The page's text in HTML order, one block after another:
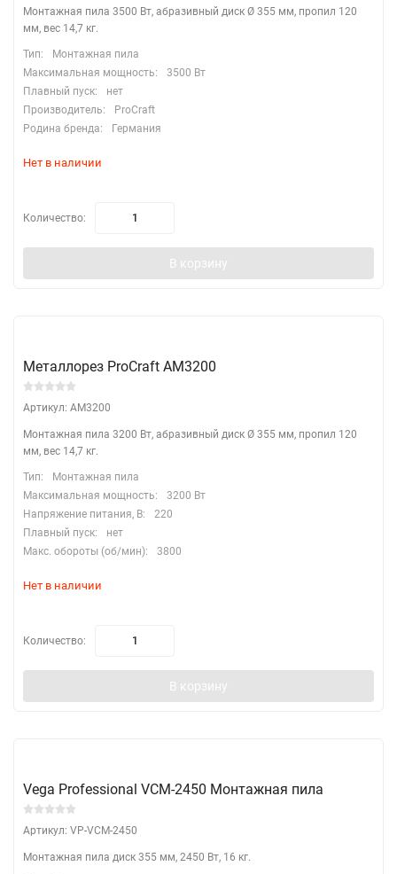
Монтажная пила 3500 Вт, абразивный диск Ø 355 мм, пропил 120
мм, вес 14,7 кг.
Тип:
Монтажная пила
Максимальная мощность:
3500 Вт
Плавный пуск:
нет
Производитель:
ProCraft
Родина бренда:
Германия
Нет в наличии
Количество:
В корзину
Металлорез ProСraft AM3200
Артикул: AM3200
Монтажная пила 3200 Вт, абразивный диск Ø 355 мм, пропил 120
мм, вес 14,7 кг.
Тип:
Монтажная пила
Максимальная мощность:
3200 Вт
Напряжение питания, В:
220
Плавный пуск:
нет
Макс. обороты (об/мин):
3800
Нет в наличии
Количество:
В корзину
Vega Professional VCM-2450 Монтажная пила
Артикул: VP-VCM-2450
Монтажная пила диск 355 мм, 2450 Вт, 16 кг.